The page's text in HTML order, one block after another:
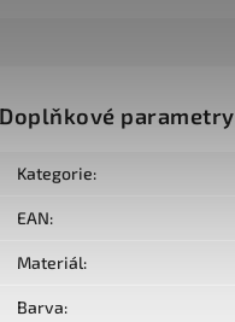
Doplňkové parametry
Kategorie:
EAN:
Materiál:
Barva: